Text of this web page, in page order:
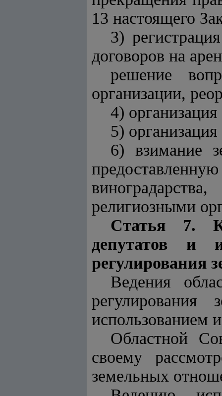
13 настоящего
3)
договоров на
решение
организации,
4)
5)
6) взимание
религиозными
Статья 7.
депутатов и
регулирования
Ведения
использованием
Областной
своему
земельных